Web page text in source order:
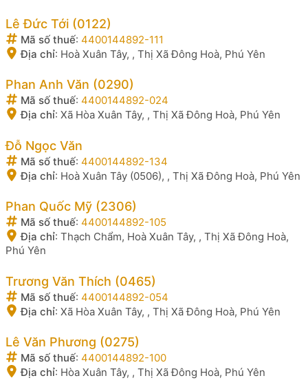
Lê Đức Tới (0122)
Mã số thuế: 4400144892-111
Địa chỉ: Hoà Xuân Tây, , Thị Xã Đông Hoà, Phú Yên
Phan Anh Văn (0290)
Mã số thuế: 4400144892-024
Địa chỉ: Xã Hòa Xuân Tây, , Thị Xã Đông Hoà, Phú Yên
Đỗ Ngọc Văn
Mã số thuế: 4400144892-134
Địa chỉ: Hoà Xuân Tây (0506), , Thị Xã Đông Hoà, Phú Yên
Phan Quốc Mỹ (2306)
Mã số thuế: 4400144892-105
Địa chỉ: Thạch Chẩm, Hoà Xuân Tây, , Thị Xã Đông Hoà,
Phú Yên
Trương Văn Thích (0465)
Mã số thuế: 4400144892-054
Địa chỉ: Xã Hòa Xuân Tây, , Thị Xã Đông Hoà, Phú Yên
Lê Văn Phương (0275)
Mã số thuế: 4400144892-100
Địa chỉ: Hòa Xuân Tây, , Thị Xã Đông Hoà, Phú Yên